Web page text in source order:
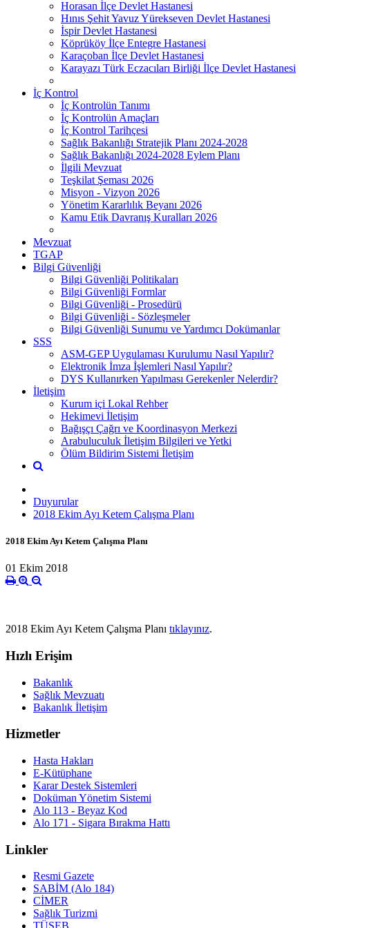
Horasan İlçe Devlet Hastanesi
Hınıs Şehit Yavuz Yürekseven Devlet Hastanesi
İspir Devlet Hastanesi
Köprüköy İlçe Entegre Hastanesi
Karaçoban İlçe Devlet Hastanesi
Karayazı Türk Eczacıları Birliği İlçe Devlet Hastanesi
İç Kontrol
İç Kontrolün Tanımı
İç Kontrolün Amaçları
İç Kontrol Tarihçesi
Sağlık Bakanlığı Stratejik Planı 2024-2028
Sağlık Bakanlığı 2024-2028 Eylem Planı
İlgili Mevzuat
Teşkilat Şeması 2026
Misyon - Vizyon 2026
Yönetim Kararlılık Beyanı 2026
Kamu Etik Davranış Kuralları 2026
Mevzuat
TGAP
Bilgi Güvenliği
Bilgi Güvenliği Politikaları
Bilgi Güvenliği Formlar
Bilgi Güvenliği - Prosedürü
Bilgi Güvenliği - Sözleşmeler
Bilgi Güvenliği Sunumu ve Yardımcı Dokümanlar
SSS
ASM-GEP Uygulaması Kurulumu Nasıl Yapılır?
Elektronik İmza İşlemleri Nasıl Yapılır?
DYS Kullanırken Yapılması Gerekenler Nelerdir?
İletişim
Kurum içi Lokal Rehber
Hekimevi İletişim
Bağışçı Çağrı ve Koordinasyon Merkezi
Arabuluculuk İletişim Bilgileri ve Yetki
Ölüm Bildirim Sistemi İletişim
Duyurular
2018 Ekim Ayı Ketem Çalışma Planı
2018 Ekim Ayı Ketem Çalışma Planı
01 Ekim 2018
2018 Ekim Ayı Ketem Çalışma Planı tıklayınız.
Hızlı Erişim
Bakanlık
Sağlık Mevzuatı
Bakanlık İletişim
Hizmetler
Hasta Hakları
E-Kütüphane
Karar Destek Sistemleri
Doküman Yönetim Sistemi
Alo 113 - Beyaz Kod
Alo 171 - Sigara Bırakma Hattı
Linkler
Resmi Gazete
SABİM (Alo 184)
CİMER
Sağlık Turizmi